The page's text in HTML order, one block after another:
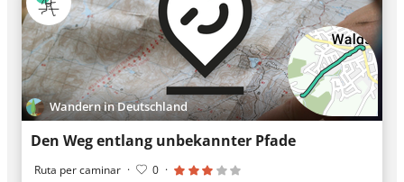
Wandern in Deutschland
Den Weg entlang unbekannter Pfade
Ruta per caminar · 0 ·